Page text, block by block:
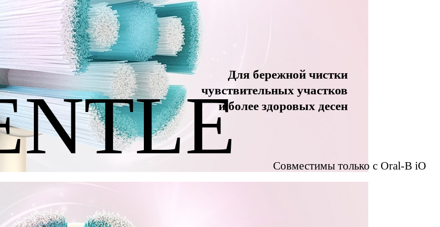
Для бережной чистки
чувствительных участков
и более здоровых десен
Совместимы только с Oral-B iO